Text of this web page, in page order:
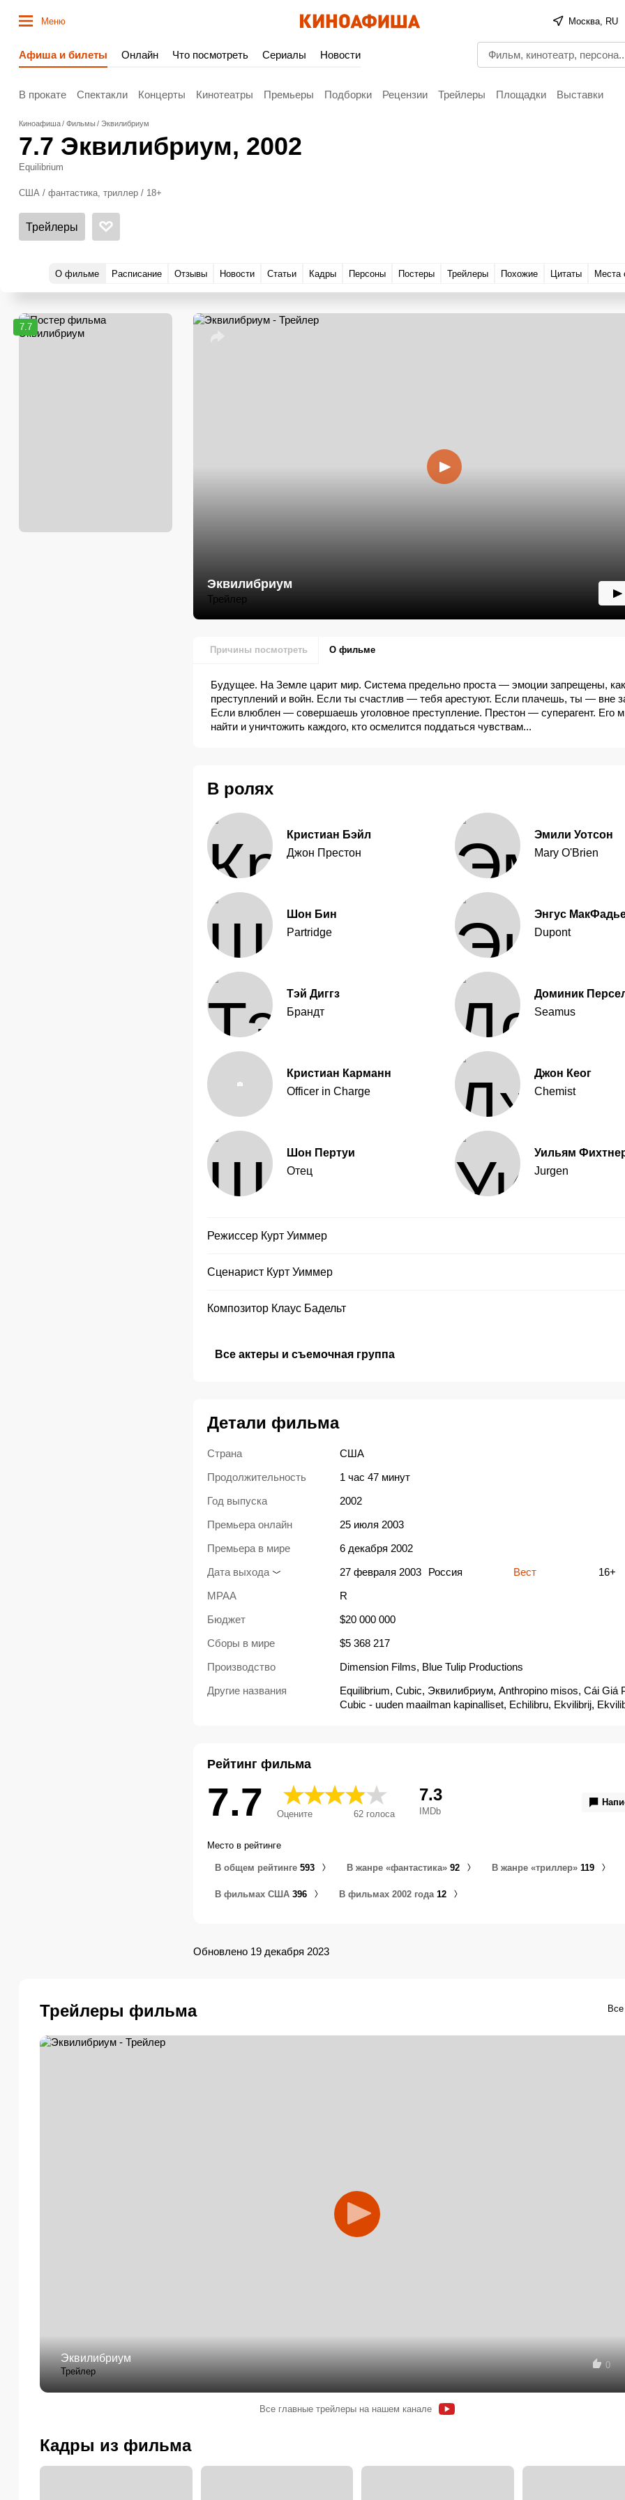
Меню Москва, RU
Афиша и билеты Онлайн Что посмотреть Сериалы Новости
В прокате Спектакли Концерты Кинотеатры Премьеры Подборки Рецензии Трейлеры Площадки Выставки
Киноафиша Фильмы Эквилибриум
7.7 Эквилибриум, 2002
Equilibrium
США / фантастика, триллер / 18+
Трейлеры
О фильме Расписание Отзывы Новости Статьи Кадры Персоны Постеры Трейлеры Похожие Цитаты Места
7.7
Эквилибриум
Трейлер
Причины посмотреть О фильме
Будущее. На Земле царит мир. Система предельно проста — эмоции запрещены,
преступлений и войн. Если ты счастлив — тебя арестуют. Если плачешь, ты — вне
Если влюблен — совершаешь уголовное преступление. Престон — суперагент. Его
найти и уничтожить каждого, кто осмелится поддаться чувствам...
В ролях
Кристиан Бэйл
Джон Престон
Эмили Уотсон
Mary O'Brien
Шон Бин
Partridge
Энгус
Dupont
Тэй Диггз
Брандт
Доминик
Seamus
Кристиан Карманн
Officer in Charge
Джон Кеог
Chemist
Шон Пертуи
Отец
Уильям
Jurgen
Режиссер Курт Уиммер
Сценарист Курт Уиммер
Композитор Клаус Бадельт
Все актеры и съемочная группа
Детали фильма
Страна
США
Продолжительность
1 час 47 минут
Год выпуска
2002
Премьера онлайн
25 июля 2003
Премьера в мире
6 декабря 2002
Дата выхода
27 февраля 2003 Россия Вест
16+
MPAA
R
Бюджет
$20 000 000
Сборы в мире
$5 368 217
Производство
Dimension Films, Blue Tulip Productions
Другие названия
Equilibrium, Cubic, Эквилибриум, Anthropino misos, Cái Giá
Cubic - uuden maailman kapinalliset, Echilibru, Ekvilibrij,
Рейтинг фильма
7.7 Оцените 62голоса
7.3
IMDb
Место в рейтинге
В общем рейтинге 593 В жанре «фантастика» 92 В жанре «триллер» 119
В фильмах США 396 В фильмах 2002 года 12
Обновлено 19 декабря 2023
Трейлеры фильма
Эквилибриум
Трейлер
0
Все главные трейлеры на нашем канале
Кадры из фильма